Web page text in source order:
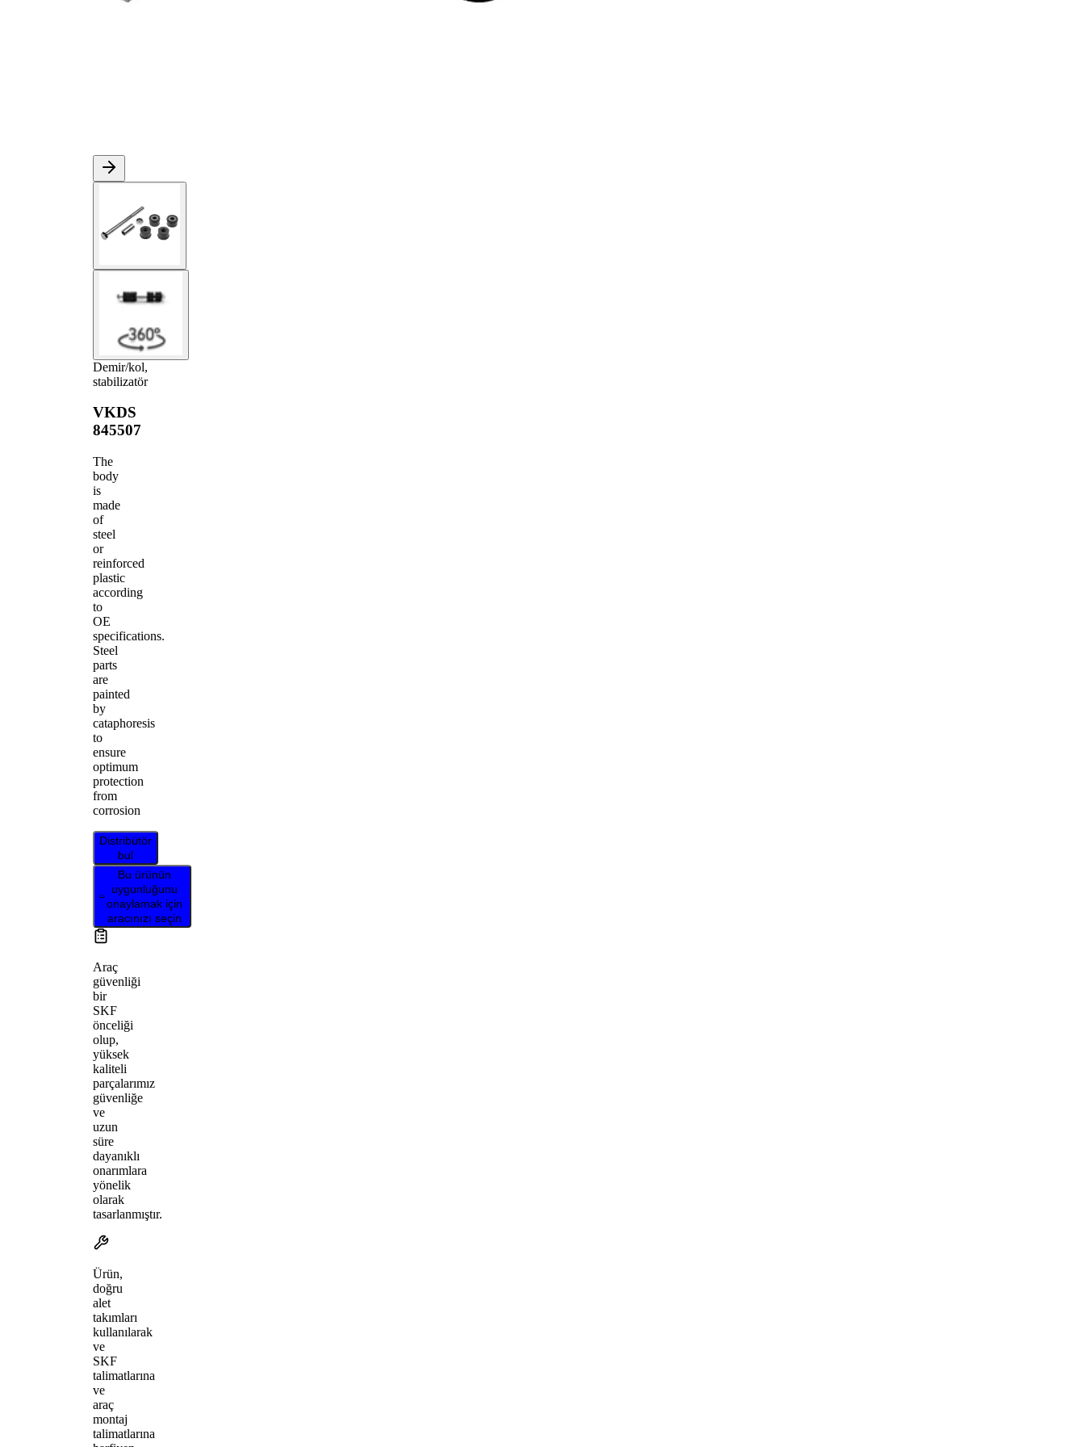
Demir/kol,
stabilizatör
VKDS
845507
The
body
is
made
of
steel
or
reinforced
plastic
according
to
OE
specifications.
Steel
parts
are
painted
by
cataphoresis
to
ensure
optimum
protection
from
corrosion
Distribütör
bul
Bu ürünün
uygunluğunu
onaylamak için
aracınızı seçin
Araç
güvenliği
bir
SKF
önceliği
olup,
yüksek
kaliteli
parçalarımız
güvenliğe
ve
uzun
süre
dayanıklı
onarımlara
yönelik
olarak
tasarlanmıştır.
Ürün,
doğru
alet
takımları
kullanılarak
ve
SKF
talimatlarına
ve
araç
montaj
talimatlarına